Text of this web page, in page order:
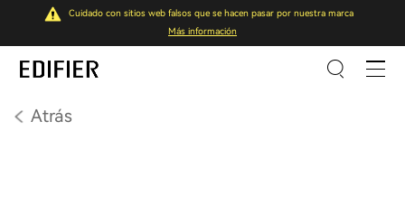
Cuidado con sitios web falsos que se hacen pasar por nuestra marca
Más información
Atrás